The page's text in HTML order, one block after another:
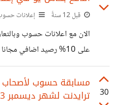
قبل 12 سنةً إعلانات
الان مع اعلانات حسوب
على 10% رصيد اضافي
حسوب باستخدام كاش يو.
سبتمبر
30
مسابقة حسوب لأصحاب
ترايدنت لشهر ديسمبر 2013